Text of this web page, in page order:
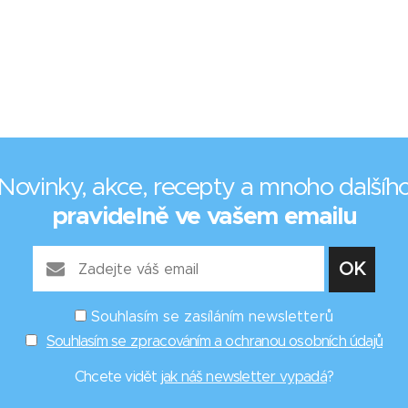
akce, recepty a mnoho
pravidelně ve vašem emailu
Souhlasím se zasíláním newsletterů
Souhlasím se zpracováním a ochranou osobních údajů
Chcete vidět jak náš newsletter vypadá?